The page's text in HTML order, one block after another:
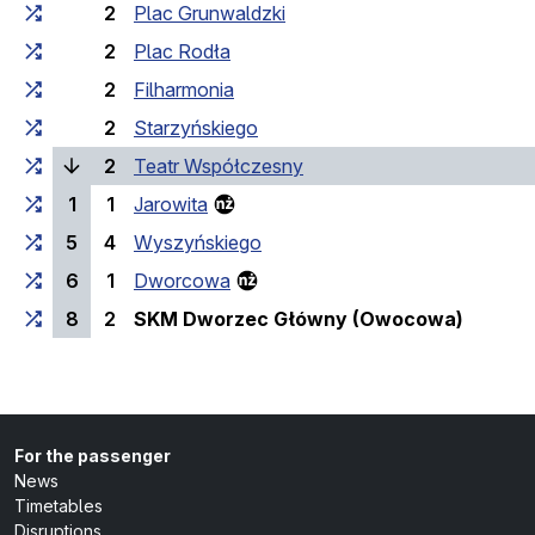
2
Plac Grunwaldzki
2
Plac Rodła
2
Filharmonia
2
Starzyńskiego
2
Teatr Współczesny(current stop)
1
1
Jarowita
5
4
Wyszyńskiego
6
1
Dworcowa
8
2 SKM Dworzec Główny (Owocowa)
For the passenger
News
Timetables
Disruptions